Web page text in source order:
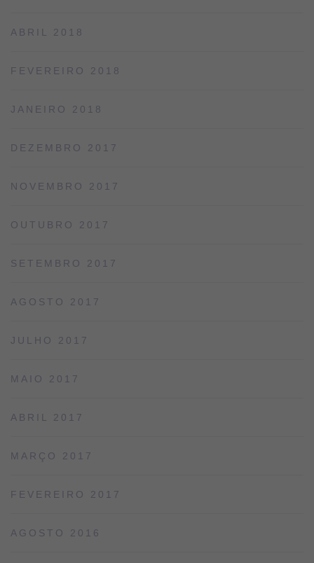
ABRIL 2018
FEVEREIRO 2018
JANEIRO 2018
DEZEMBRO 2017
NOVEMBRO 2017
OUTUBRO 2017
SETEMBRO 2017
AGOSTO 2017
JULHO 2017
MAIO 2017
ABRIL 2017
MARÇO 2017
FEVEREIRO 2017
AGOSTO 2016